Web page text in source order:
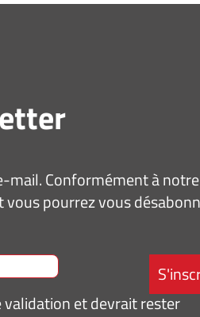
Conformément à
pourrez vous
validation et devrait rester